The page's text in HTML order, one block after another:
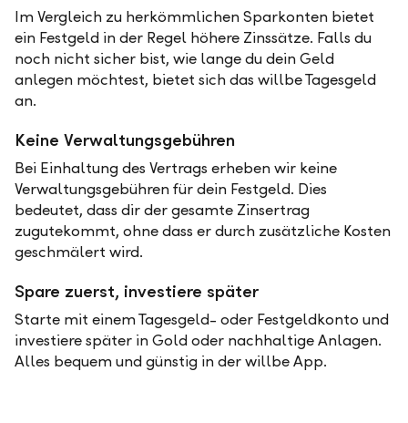
Im Vergleich zu herkömmlichen Sparkonten bietet
ein Festgeld in der Regel höhere Zinssätze. Falls du
noch nicht sicher bist, wie lange du dein Geld
anlegen möchtest, bietet sich das willbe Tagesgeld
an.
Keine Verwaltungsgebühren
Bei Einhaltung des Vertrags erheben wir keine
Verwaltungsgebühren für dein Festgeld. Dies
bedeutet, dass dir der gesamte Zinsertrag
zugutekommt, ohne dass er durch zusätzliche Kosten
geschmälert wird.
Spare zuerst, investiere später
Starte mit einem Tagesgeld- oder Festgeldkonto und
investiere später in Gold oder nachhaltige Anlagen.
Alles bequem und günstig in der willbe App.